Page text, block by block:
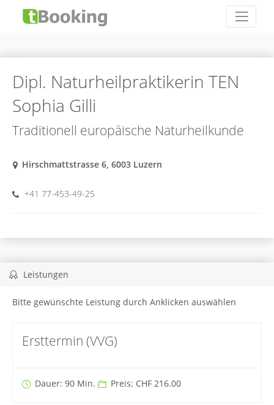
Dipl. Naturheilpraktikerin TEN
Sophia Gilli
Traditionell europäische Naturheilkunde
Hirschmattstrasse 6, 6003 Luzern
+41 77-453-49-25
Leistungen
Bitte gewünschte Leistung durch Anklicken auswählen
Ersttermin (VVG)
Dauer: 90 Min. Preis: CHF 216.00